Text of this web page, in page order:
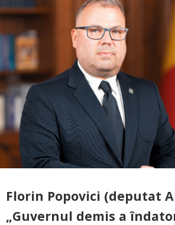
Florin Popovici (deputat
„Guvernul demis a